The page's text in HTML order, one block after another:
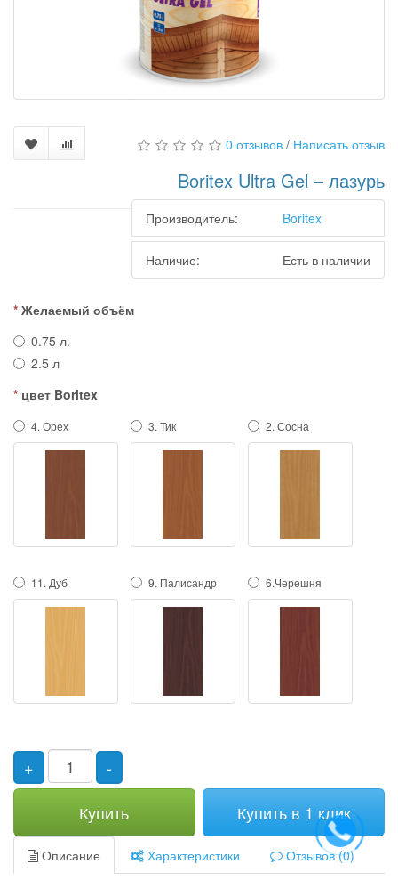
0 отзывов / Написать отзыв
Boritex Ultra Gel – лазурь
Производитель: Boritex
Наличие: Есть в наличии
Желаемый объём
0.75 л.
2.5 л
цвет Boritex
4. Орех 3. Тик 2. Сосна
11. Дуб 9. Палисандр 6.Черешня
+
-
Купить
Купить в 1 клик
Описание Характеристики Отзывов (0)